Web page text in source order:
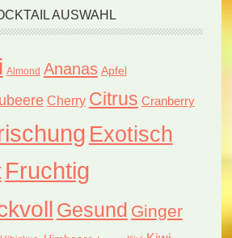
AUSWAHL
Almond Ananas Apfel
Cherry Citrus Cranberry
Exotisch
Fruchtig
Gesund Ginger